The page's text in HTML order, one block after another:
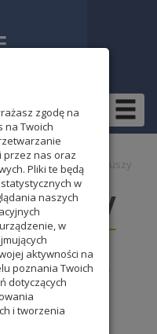
zgodę na
na Twoich
przez nas oraz
Pliki te będą
w
naszych
w
aktywności na
poznania Twoich
dotyczących
i tworzenia
» XVI Bal wolontariuszy
Parnasistów.